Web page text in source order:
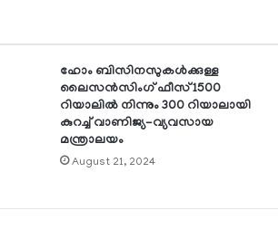
ഹോം ബിസിനസുകള്‍ക്കുള്ള
ലൈസന്‍സിംഗ് ഫീസ് 1500
റിയാലില്‍ നിന്നും 300 റിയാലായി
കുറച്ച് വാണിജ്യ-വ്യവസായ
മന്ത്രാലയം
August 21, 2024